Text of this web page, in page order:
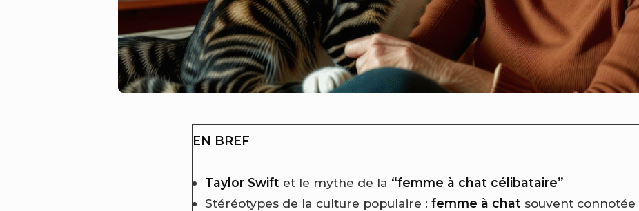
EN BREF
Taylor Swift et le mythe de la “femme à chat célibataire”
Stéréotypes de la culture populaire : femme à chat souvent